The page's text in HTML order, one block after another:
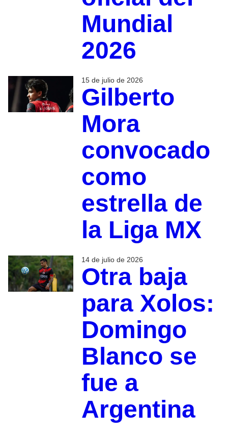
Mundial
2026
15 de julio de 2026
Gilberto
Mora
convocado
como
estrella de
la Liga MX
14 de julio de 2026
Otra baja
para Xolos:
Domingo
Blanco se
fue a
Argentina